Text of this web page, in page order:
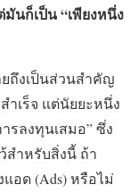
นก็เป็น “เพียงหนึ่ง
ถึงเป็นส่วนสำคัญ
ำเร็จ แต่นัยยะหนึ่ง
รลงทุนเสมอ” ซึ่ง
สำหรับสิ่งนี้ ถ้า
อด (Ads) หรือไม่